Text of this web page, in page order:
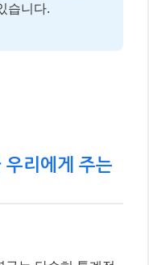
습니다.
우리에게 주는